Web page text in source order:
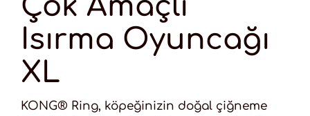
Çok Amaçlı
Isırma Oyuncağı
XL
KONG® Ring, köpeğinizin doğal çiğneme